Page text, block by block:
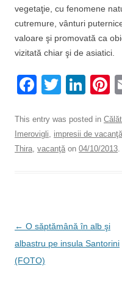
vegetaţie, cu fenomene
cutremure, vânturi
valoare şi promovată ca
vizitată chiar şi de asiatici.
F
c
e
k
T
tt
er
Li
k
e
e
This entry was posted in
Imerovigli
impresii de vacanţă
Thira vacanţă on 04/10/2013
Post
navigation
← O săptămână în alb şi
albastru pe insula Santorini
(FOTO)